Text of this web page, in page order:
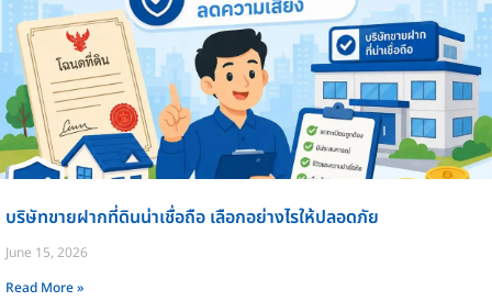
บริษัทขายฝากที่ดินน่าเชื่อถือ เลือกอย่างไรให้ปลอดภัย
June 15, 2026
Read More »